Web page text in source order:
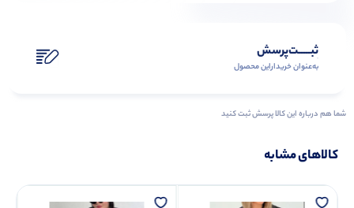
ثبـــــت‌پرسش
به‌عنوان ‌خریدار‌این‌ محصول
شما هم درباره این کالا پرسش ثبت کنید
کالاهای مشابه